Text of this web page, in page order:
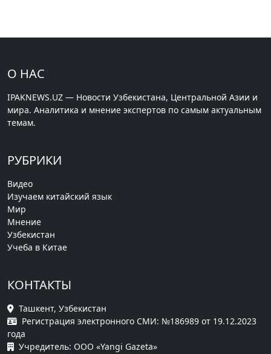
О НАС
IPAKNEWS.UZ — Новости Узбекистана, Центральной Азии и
мира. Аналитика и мнение экспертов по самым актуальным
темам.
РУБРИКИ
Видео
Изучаем китайский язык
Мир
Мнение
Узбекистан
Учеба в Китае
КОНТАКТЫ
Ташкент, Узбекистан
Регистрация электронного СМИ: №186989 от 19.12.2023
года
Учредитель: ООО «Yangi Gazeta»